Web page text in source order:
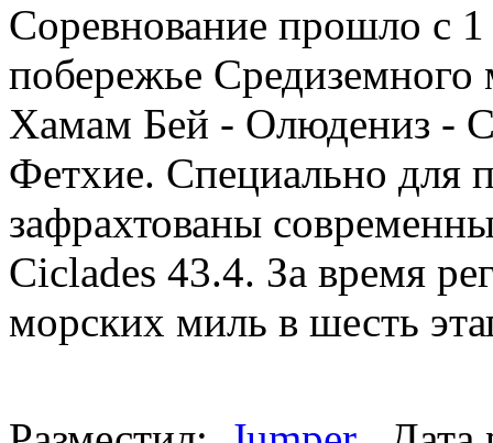
Соревнование прошло с
побережье
Хамам Бей - Олюдениз -
Фетхие. Специально для
зафрахтованы
Ciclades 43.4. За время
морских миль в шесть